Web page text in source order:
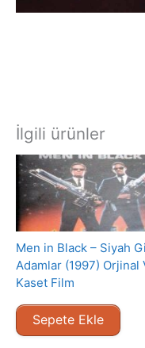
İlgili ürünler
Men in Black – Siyah
Adamlar (1997) Orjinal
Kaset Film
Sepete Ekle